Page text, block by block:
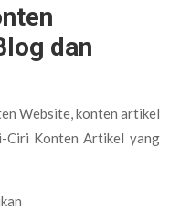
dan
Website, konten artikel
Ciri Konten Artikel yang